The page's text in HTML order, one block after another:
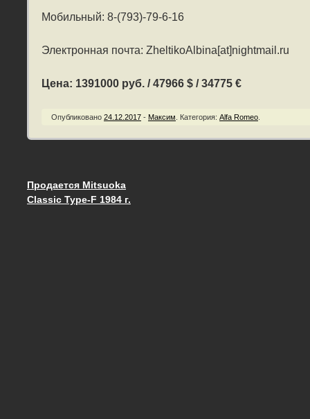
Мобильный: 8-(793)-79-6-16
Электронная почта: ZheltikoAlbina[at]nightmail.ru
Цена: 1391000 руб. / 47966 $ / 34775 €
Опубликовано 24.12.2017 - Максим Категория: Alfa Romeo
Запись навигация
Продается Mitsuoka
Classic Type-F 1984 г.